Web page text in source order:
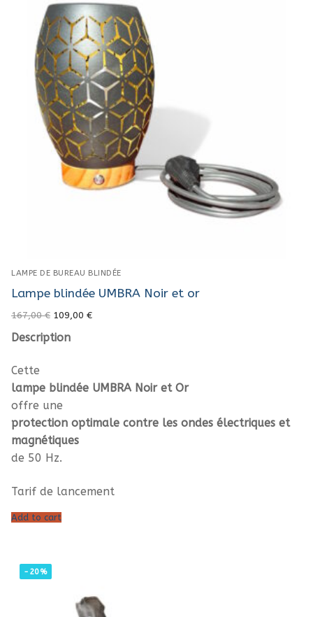
LAMPE DE BUREAU BLINDÉE
Lampe blindée UMBRA Noir et or
167,00€ Original
price
was:
167,00 €.
109,00 €Current
Description
Cette
lampe blindée UMBRA Noir et Or
offre une
protection optimale contre les ondes électriques et
magnétiques
de 50 Hz.
Tarif de lancement
Add to cart
-20%